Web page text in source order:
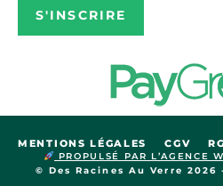
S'INSCRIRE
© Des Racines Au Verre 2026
PROPULSÉ PAR L’AGENCE
MENTIONS LÉGALES CGV